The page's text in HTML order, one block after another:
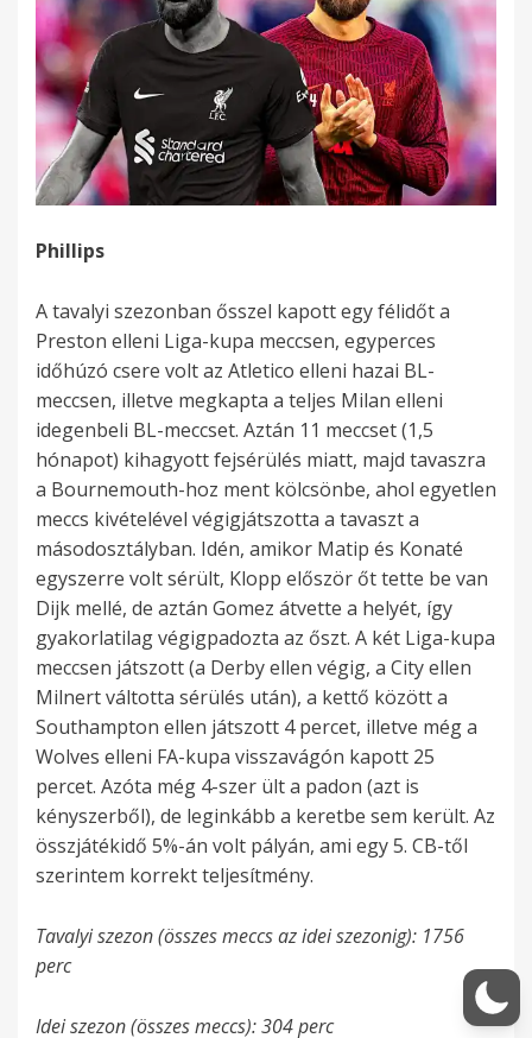
Phillips
A tavalyi szezonban ősszel kapott egy félidőt a
Preston elleni Liga-kupa meccsen, egyperces
időhúzó csere volt az Atletico elleni hazai BL-
meccsen, illetve megkapta a teljes Milan elleni
idegenbeli BL-meccset. Aztán 11 meccset (1,5
hónapot) kihagyott fejsérülés miatt, majd tavaszra
a Bournemouth-hoz ment kölcsönbe, ahol egyetlen
meccs kivételével végigjátszotta a tavaszt a
másodosztályban. Idén, amikor Matip és Konaté
egyszerre volt sérült, Klopp először őt tette be van
Dijk mellé, de aztán Gomez átvette a helyét, így
gyakorlatilag végigpadozta az őszt. A két Liga-kupa
meccsen játszott (a Derby ellen végig, a City ellen
Milnert váltotta sérülés után), a kettő között a
Southampton ellen játszott 4 percet, illetve még a
Wolves elleni FA-kupa visszavágón kapott 25
percet. Azóta még 4-szer ült a padon (azt is
kényszerből), de leginkább a keretbe sem került. Az
összjátékidő 5%-án volt pályán, ami egy 5. CB-től
szerintem korrekt teljesítmény.
Tavalyi szezon (összes meccs az idei szezonig): 1756
perc
Idei szezon (összes meccs): 304 perc